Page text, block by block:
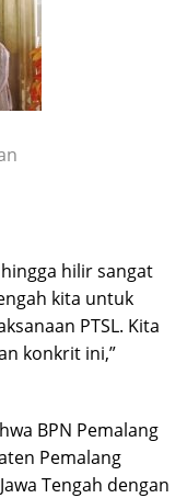
hilir sangat
kita untuk
PTSL. Kita
konkrit ini,”
BPN Pemalang
Pemalang
Tengah dengan